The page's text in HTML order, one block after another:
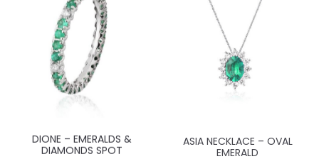
DIONE – EMERALDS &
DIAMONDS SPOT
ASIA NECKLACE – OVAL
EMERALD